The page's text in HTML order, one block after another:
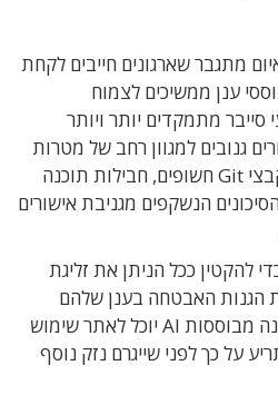
מתגבר שארגונים חייבים לקחת
ענן ממשיכים לצמוח
סייבר מתמקדים יותר ויותר
גנובים למגוון רחב של מטרות
זדוניות. בין אם באמצעות קבצי Git חשופים, חבילות תוכנה
הנשקפים מגניבת אישורים
להקטין ככל הניתן את זליגת
הגנות האבטחה בענן שלהם
מאידך. שימוש במערכות הגנה מבוססות AI יוכל לאתר שימוש
על כך לפני שייגרם נזק נוסף